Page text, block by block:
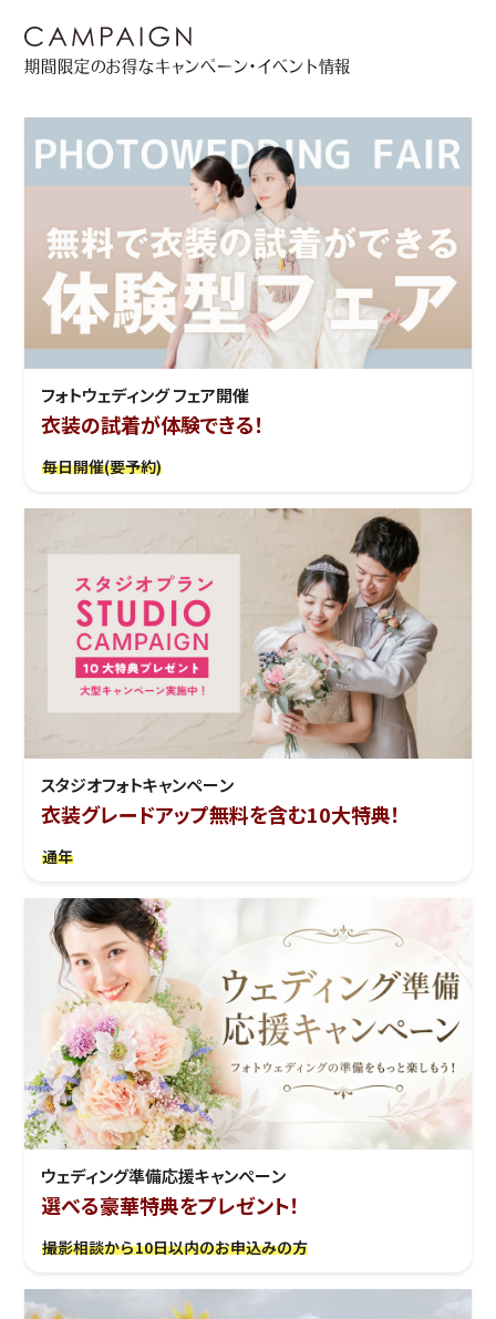
期間限定のお得なキャンペーン・イベント情報
フォトウェディング フェア開催
衣装の試着が体験できる！
毎日開催(要予約)
スタジオフォトキャンペーン
衣装グレードアップ無料を含む10大特典！
通年
ウェディング準備応援キャンぺーン
選べる豪華特典をプレゼント！
撮影相談から10日以内のお申込みの方